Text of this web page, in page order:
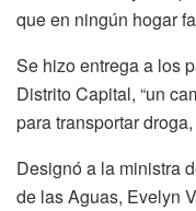
que en ningún hogar
Se hizo entrega a los
Distrito Capital, “un
para transportar
Designó a la ministra
de las Aguas, Evelyn